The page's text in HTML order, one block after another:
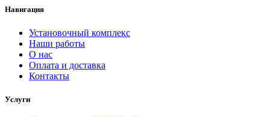
Навигация
Установочный комплекс
Наши работы
О нас
Оплата и доставка
Контакты
Услуги